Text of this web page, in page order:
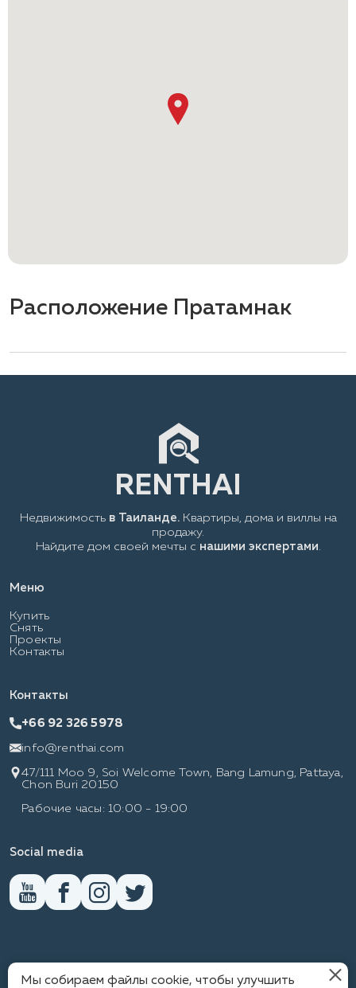
Расположение Пратамнак
Меню
Купить
Снять
Проекты
Контакты
Недвижимость в Таиланде.Квартиры, дома и виллы на
продажу.
Найдите дом своей мечты с нашими экспертами.
Контакты
+66 92 326 5978
info@renthai.com
47/111 Moo 9, Soi Welcome Town, Bang Lamung, Pattaya,
Chon Buri 20150
Рабочие часы: 10:00 - 19:00
Social media
Мы собираем файлы cookie, чтобы улучшить